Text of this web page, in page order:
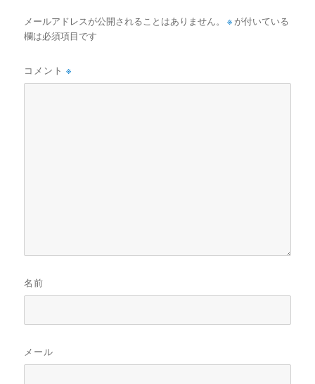
メールアドレスが公開されることはありません。 ※ が付いている
欄は必須項目です
コメント※
名前
メール